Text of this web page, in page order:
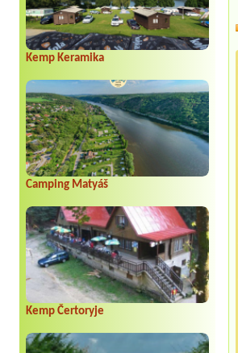
Kemp Keramika
Camping Matyáš
Kemp Čertoryje